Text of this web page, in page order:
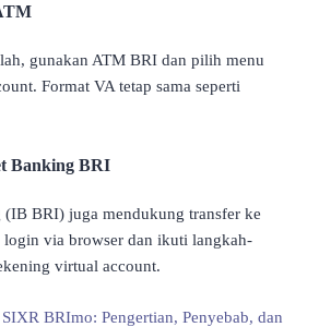
gunakan ATM BRI dan pilih menu
Format VA tetap sama seperti
Banking BRI
BRI) juga mendukung transfer ke
via browser dan ikuti langkah-
virtual account.
BRImo: Pengertian, Penyebab, dan